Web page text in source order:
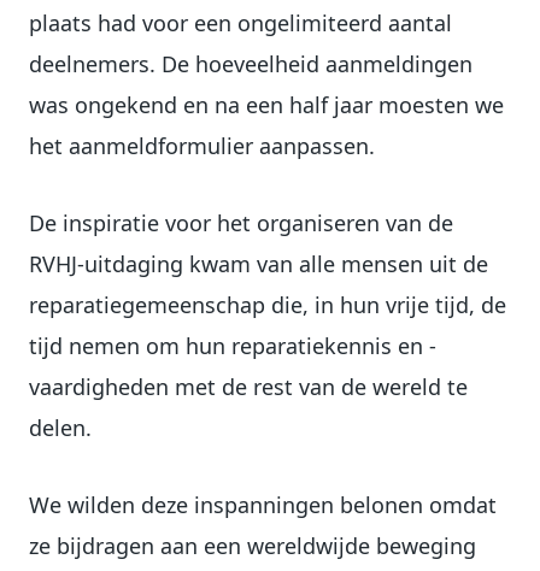
plaats had voor een ongelimiteerd aantal
deelnemers. De hoeveelheid aanmeldingen
was ongekend en na een half jaar moesten we
het aanmeldformulier aanpassen.
De inspiratie voor het organiseren van de
RVHJ-uitdaging kwam van alle mensen uit de
reparatiegemeenschap die, in hun vrije tijd, de
tijd nemen om hun reparatiekennis en -
vaardigheden met de rest van de wereld te
delen.
We wilden deze inspanningen belonen omdat
ze bijdragen aan een wereldwijde beweging